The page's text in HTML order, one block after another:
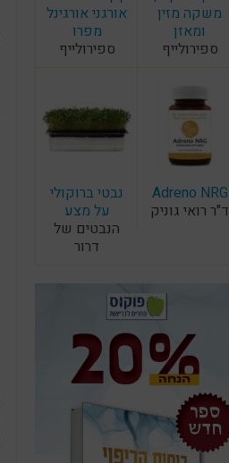
משקה מזין
ומאזן
ספירולייף
אורגני אורגינל
מפרו
ספירולייף
Adreno NRG
ד"ר רואי גוניק
נבטי ברוקולי
על מצע
הנבטים של
דרור